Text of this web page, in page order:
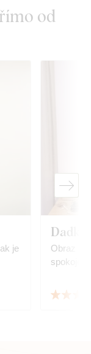
od
je
Dadka
Obraz se